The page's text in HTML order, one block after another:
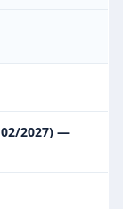
02/2027) —